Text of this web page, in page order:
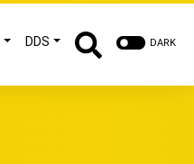
DDS DARK